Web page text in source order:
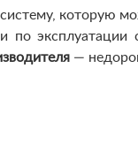
которую
по
—